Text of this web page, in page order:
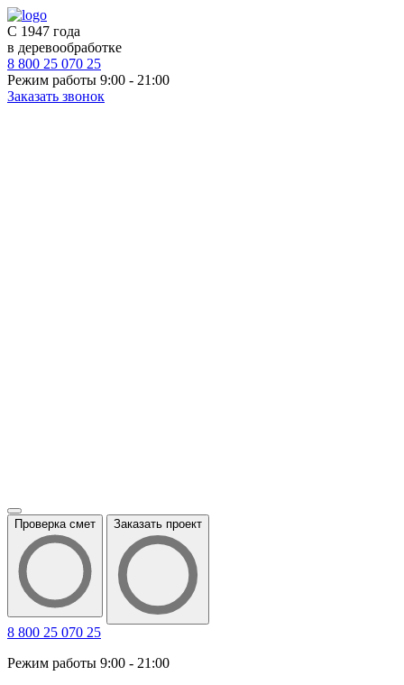
С 1947 года
в деревообработке
8 800 25 070 25
Режим работы 9:00 - 21:00
Заказать звонок
Проверка смет Заказать проект
8 800 25 070 25
Режим работы 9:00 - 21:00